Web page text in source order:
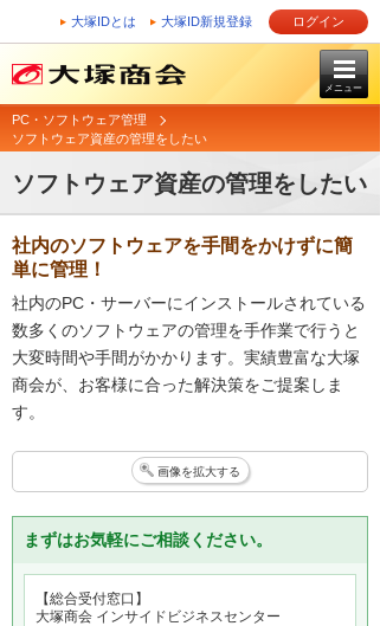
大塚IDとは 大塚ID新規登録 ログイン
メニュー
PC・ソフトウェア管理
ソフトウェア資産の管理をしたい
ソフトウェア資産の管理をしたい
社内のソフトウェアを手間をかけずに簡
単に管理！
社内のPC・サーバーにインストールされている
数多くのソフトウェアの管理を手作業で行うと
大変時間や手間がかかります。実績豊富な大塚
商会が、お客様に合った解決策をご提案しま
す。
画像を拡大する
まずはお気軽にご相談ください。
【総合受付窓口】
大塚商会 インサイドビジネスセンター